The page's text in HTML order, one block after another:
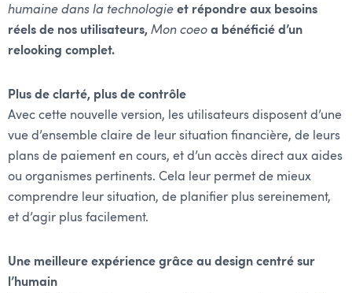
humaine dans la technologie et répondre aux besoins
réels de nos utilisateurs, Mon coeo a bénéficié d’un
relooking complet.
Plus de clarté, plus de contrôle
Avec cette nouvelle version, les utilisateurs disposent d’une
vue d’ensemble claire de leur situation financière, de leurs
plans de paiement en cours, et d’un accès direct aux aides
ou organismes pertinents. Cela leur permet de mieux
comprendre leur situation, de planifier plus sereinement,
et d’agir plus facilement.
Une meilleure expérience grâce au design centré sur
l’humain